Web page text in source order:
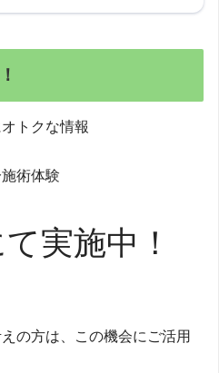
トクな情報
術体験
実施中！
の方は、この機会にご活用